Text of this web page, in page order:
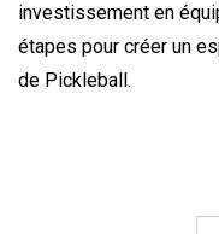
investissement en
étapes pour créer un
de Pickleball.